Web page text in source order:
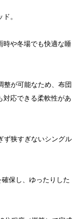
。
時や冬場でも快適な睡
整が可能なため、布団
対応できる柔軟性があ
ず狭すぎないシングル
保し、ゆったりした